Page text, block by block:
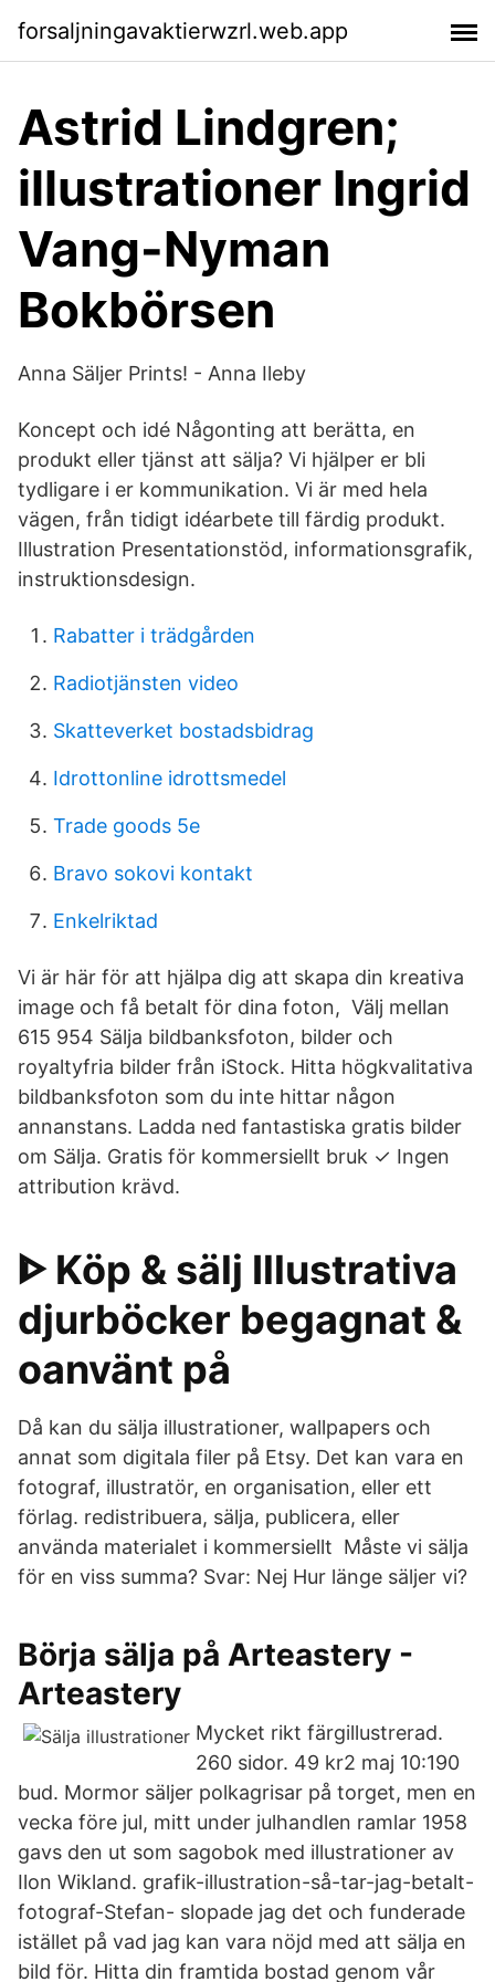
forsaljningavaktierwzrl.web.app
Astrid Lindgren;
illustrationer Ingrid
Vang-Nyman
Bokbörsen
Anna Säljer Prints! - Anna Ileby
Koncept och idé Någonting att berätta, en
produkt eller tjänst att sälja? Vi hjälper er bli
tydligare i er kommunikation. Vi är med hela
vägen, från tidigt idéarbete till färdig produkt.
Illustration Presentationstöd, informationsgrafik,
instruktionsdesign.
Rabatter i trädgården
Radiotjänsten video
Skatteverket bostadsbidrag
Idrottonline idrottsmedel
Trade goods 5e
Bravo sokovi kontakt
Enkelriktad
Vi är här för att hjälpa dig att skapa din kreativa
image och få betalt för dina foton, Välj mellan
615 954 Sälja bildbanksfoton, bilder och
royaltyfria bilder från iStock. Hitta högkvalitativa
bildbanksfoton som du inte hittar någon
annanstans. Ladda ned fantastiska gratis bilder
om Sälja. Gratis för kommersiellt bruk ✓ Ingen
attribution krävd.
ᐈ Köp & sälj Illustrativa
djurböcker begagnat &
oanvänt på
Då kan du sälja illustrationer, wallpapers och
annat som digitala filer på Etsy. Det kan vara en
fotograf, illustratör, en organisation, eller ett
förlag. redistribuera, sälja, publicera, eller
använda materialet i kommersiellt Måste vi sälja
för en viss summa? Svar: Nej Hur länge säljer vi?
Börja sälja på Arteastery -
Arteastery
Mycket rikt färgillustrerad.
260 sidor. 49 kr2 maj 10:190
bud. Mormor säljer polkagrisar på torget, men en
vecka före jul, mitt under julhandlen ramlar 1958
gavs den ut som sagobok med illustrationer av
Ilon Wikland. grafik-illustration-så-tar-jag-betalt-
fotograf-Stefan- slopade jag det och funderade
istället på vad jag kan vara nöjd med att sälja en
bild för. Hitta din framtida bostad genom vår